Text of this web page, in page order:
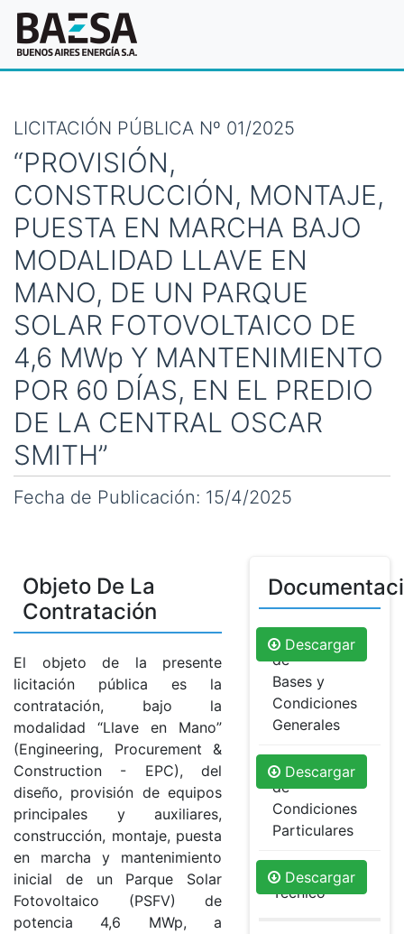
LICITACIÓN PÚBLICA Nº 01/2025
“PROVISIÓN,
CONSTRUCCIÓN, MONTAJE,
PUESTA EN MARCHA BAJO
MODALIDAD LLAVE EN
MANO, DE UN PARQUE
SOLAR FOTOVOLTAICO DE
4,6 MWp Y MANTENIMIENTO
POR 60 DÍAS, EN EL PREDIO
DE LA CENTRAL OSCAR
SMITH”
Fecha de Publicación: 15/4/2025
Objeto De La
Contratación
El objeto de la presente
licitación pública es la
contratación, bajo la
modalidad “Llave en Mano”
(Engineering, Procurement &
Construction - EPC), del
diseño, provisión de equipos
principales y auxiliares,
construcción, montaje, puesta
en marcha y mantenimiento
inicial de un Parque Solar
Fotovoltaico (PSFV) de
potencia 4,6 MWp, a
Pliego
de
Bases y
Condiciones
Generales
Descargar
Pliego
de
Condiciones
Particulares
Descargar
Pliego
Técnico
Descargar